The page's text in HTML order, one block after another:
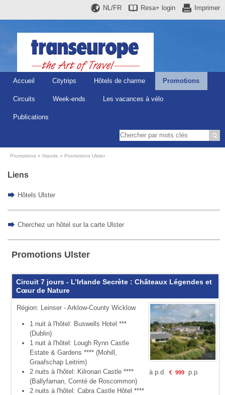
Imprimer
Resa+ login
NL/FR
Accueil Citytrips Hôtels de charme Promotions
Circuits Week-ends Les vacances à vélo
Publications
Promotions Irlande Promotions Ulster
Liens
Hôtels Ulster
Cherchez un hôtel sur la carte Ulster
Promotions Ulster
Circuit 7 jours - L’Irlande Secrète : Châteaux Légendes et
Cœur de Nature
Région: Leinser - Arklow-County Wicklow
1 nuit à l'hôtel: Buswells Hotel ***
(Dublin)
1 nuit à l'hôtel: Lough Rynn Castle
Estate & Gardens **** (Mohill,
Graafschap Leitrim)
2 nuits à l'hôtel: Kilronan Castle ****
(Ballyfarnan, Comté de Roscommon)
2 nuits à l'hôtel: Cabra Castle Hôtel ****
à p.d. € 999p.p.